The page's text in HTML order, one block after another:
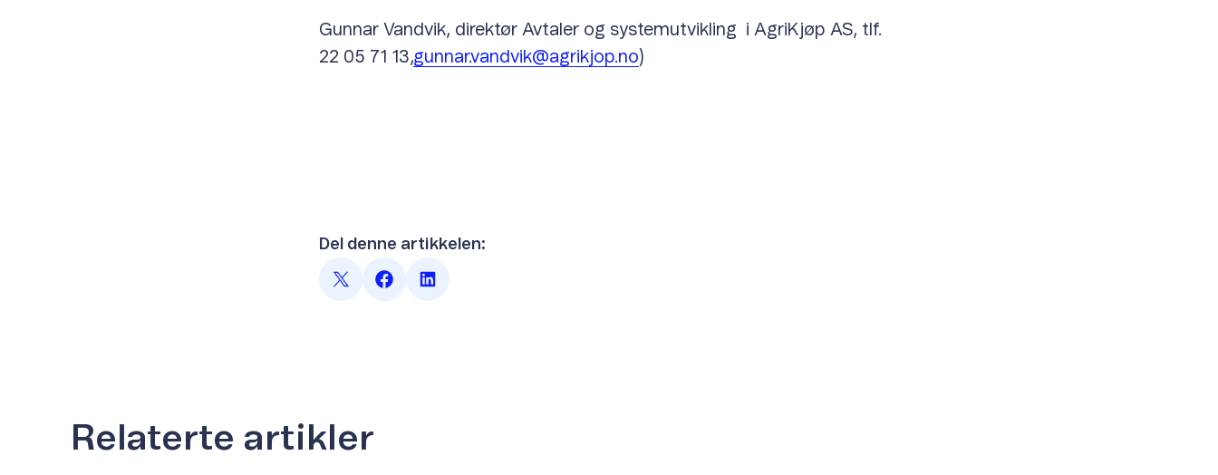
Gunnar Vandvik, direktør Avtaler og systemutvikling i AgriKjøp AS, tlf.
22 05 71 13,gunnar.vandvik@agrikjop.no)
Del denne artikkelen:
Relaterte artikler